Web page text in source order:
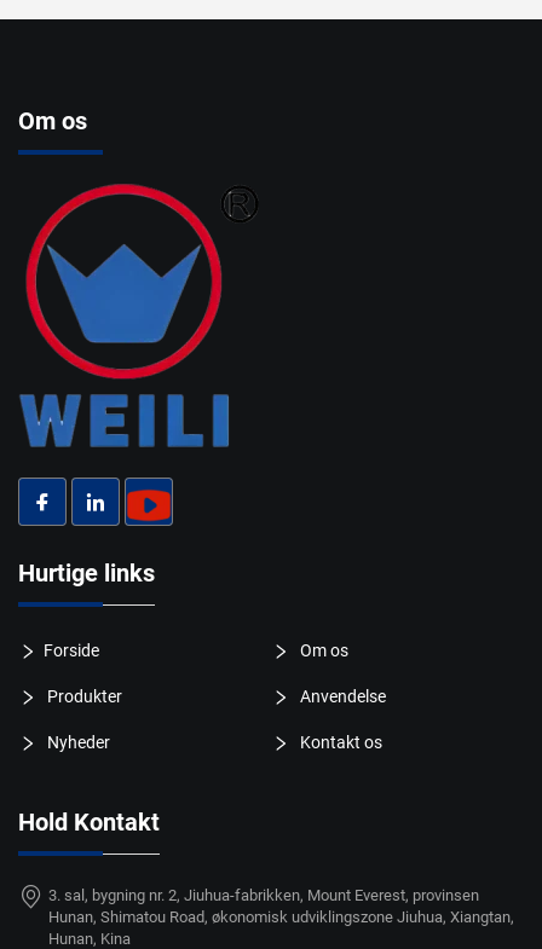
Om os
Hurtige links
Forside Om os
Produkter Anvendelse
Nyheder Kontakt os
Hold Kontakt
3. sal, bygning nr. 2, Jiuhua-fabrikken, Mount Everest, provinsen
Hunan, Shimatou Road, økonomisk udviklingszone Jiuhua, Xiangtan,
Hunan, Kina